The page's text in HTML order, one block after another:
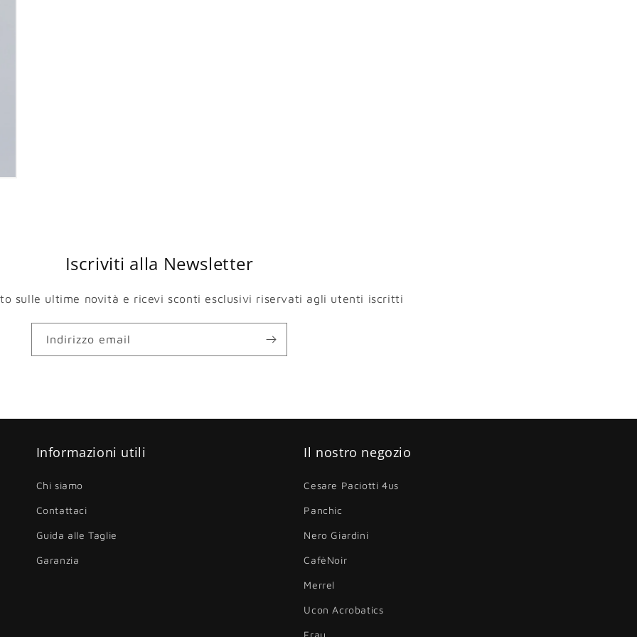
Iscriviti alla Newsletter
sulle ultime novità e ricevi sconti esclusivi riservati agli utenti iscritti
Indirizzo email
Informazioni utili
Chi siamo
Contattaci
Guida alle Taglie
Garanzia
Il nostro negozio
Cesare Paciotti 4us
Panchic
Nero Giardini
CafèNoir
Merrel
Ucon Acrobatics
Frau